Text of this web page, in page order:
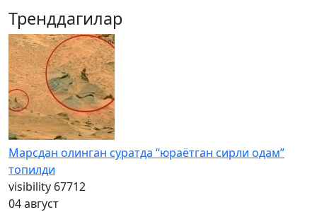
Тренддагилар
Марсдан олинган суратда “юраётган сирли одам”
топилди
visibility 67712
04 август